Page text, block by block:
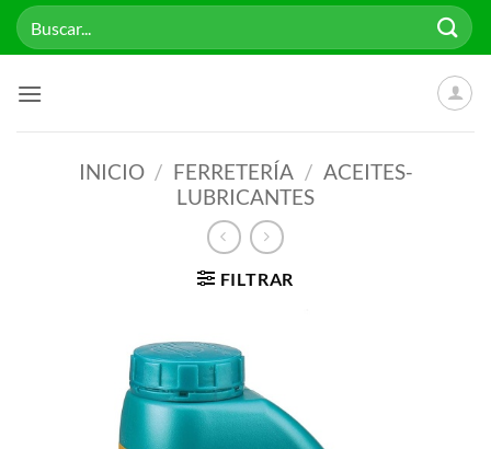
Saltar
Buscar
por:
INICIO / FERRETERÍA / ACEITES-
LUBRICANTES
FILTRAR